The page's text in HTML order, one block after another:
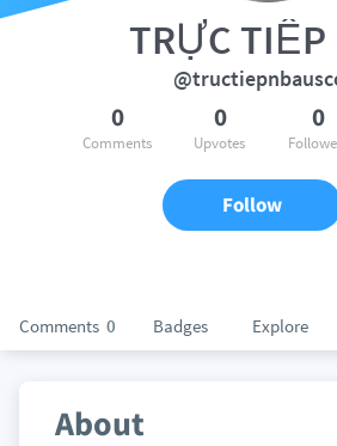
Comments 0 Badges Explore
TRỰC TIẾP
0
Comments
0
Upvotes
0
Follow
About